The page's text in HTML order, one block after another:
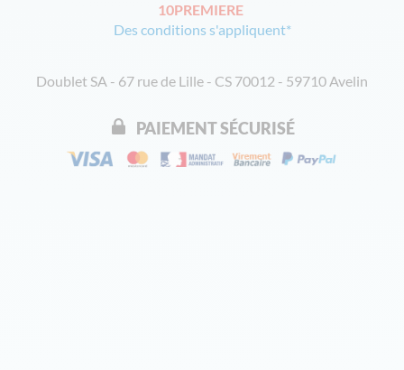
10PREMIERE
Des conditions s'appliquent*
Doublet SA - 67 rue de Lille - CS 70012 - 59710 Avelin
PAIEMENT SÉCURISÉ